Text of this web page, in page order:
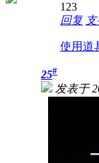
123
回复
使用道
25#
发表于